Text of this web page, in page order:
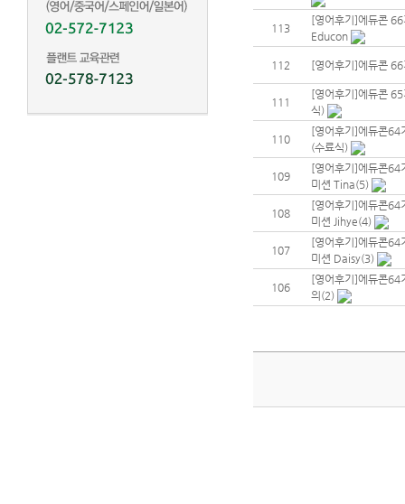
113
[영어후기]에듀콘
Educon
112 [영어후기]에듀콘
111
[영어후기]에듀콘
식)
110
[영어후기]에듀콘
(수료식)
109
[영어후기]에듀콘64
미션 Tina(5)
108
[영어후기]에듀콘64
미션 Jihye(4)
107
[영어후기]에듀콘64
미션 Daisy(3)
106
[영어후기]에듀콘64
의(2)